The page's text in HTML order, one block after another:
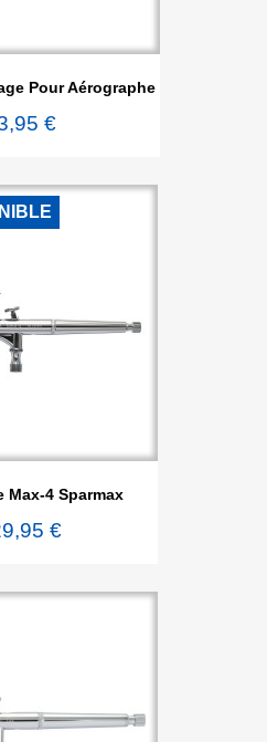
Pour Aérographe
€
Max-4 Sparmax
€